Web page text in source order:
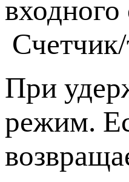
При
режим.